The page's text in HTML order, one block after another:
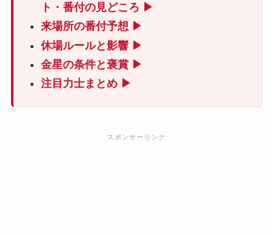
ト・番付の見どころ ▶
来場所の番付予想 ▶
休場ルールと影響 ▶
金星の条件と褒賞 ▶
注目力士まとめ ▶
スポンサーリンク